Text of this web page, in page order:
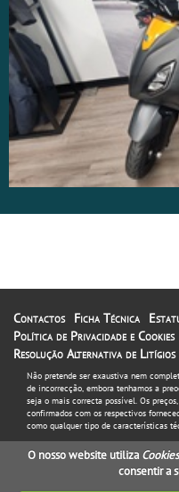
Contactos Ficha Técnica
Política de Privacidade e Cookies
Resolução Alternativa de Litígios
Não pretende ser exaustiva nem
de incorrecção, embora tenhamos a
seja o mais correcta possível. Os
confirmados com os respectivos
como qualquer tipo de características
O nosso website utiliza Cookies
consentir a